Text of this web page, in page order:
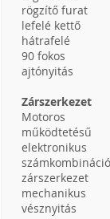
rögzítő furat
lefelé kettő
hátrafelé
90 fokos
ajtónyitás
Zárszerkezet
Motoros
működtetésű
elektronikus
zárszerkezet
mechanikus
vésznyitás